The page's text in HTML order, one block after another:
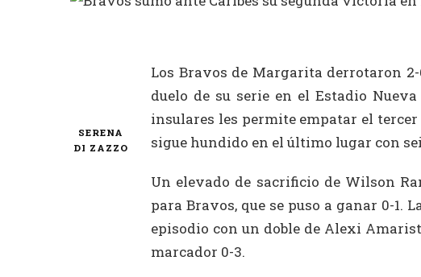
SERENA
DI ZAZZO
Los Bravos de Margarita derrotaron
duelo de su serie en el Estadio
insulares les permite empatar el
sigue hundido en el último lugar con
Un elevado de sacrificio de Wilson
para Bravos, que se puso a ganar 0-1.
episodio con un doble de Alexi
marcador 0-3.